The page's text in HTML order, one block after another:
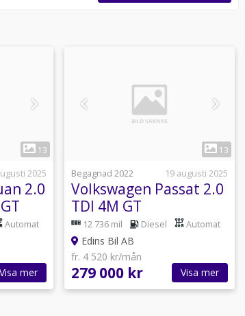
13
2025
2.0
Euro
Automat
Visa mer
13
Begagnad 2022
19 augusti 2025
Volkswagen Passat 2.0
TDI 4M GT
Navi/Drag/Värmare/200hk
12 736 mil Diesel Automat
Edins Bil AB
fr. 4 520 kr/mån
279 000 kr Visa mer